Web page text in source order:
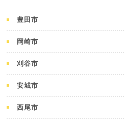
豊田市
岡崎市
刈谷市
安城市
西尾市